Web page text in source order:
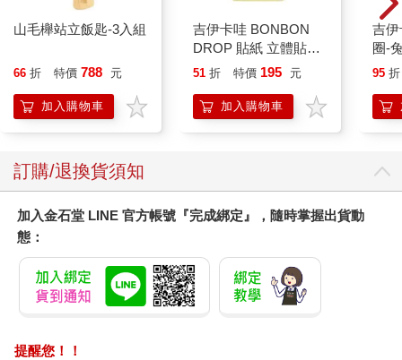
山毛櫸站立飯匙-3入組
66 折 特價 788 元
加入購物車
吉伊卡哇 BONBON
DROP 貼紙 立體貼紙
水晶貼紙 手帳貼 裝飾
兔兔 Chiikawa
51 折 特價 195 元
加入購物車
吉伊卡哇
圈-
95 折
訂購/退換貨須知
加入金石堂 LINE 官方帳號『完成綁定』，隨時掌握出貨動
態：
提醒您！！